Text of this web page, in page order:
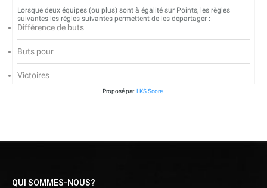
Lorsque deux équipes (ou plus) sont à égalité sur Points, les règles
suivantes les règles suivantes permettent de les départager :
Différence de buts
Buts pour
Victoires
Proposé par LKS Score
QUI SOMMES-NOUS?